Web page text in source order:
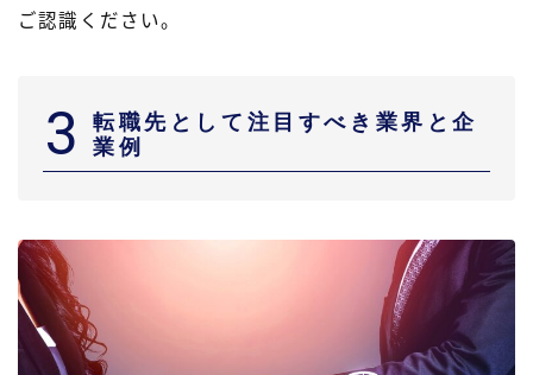
ご認識ください。
3
転職先として注目すべき業界と企
業例